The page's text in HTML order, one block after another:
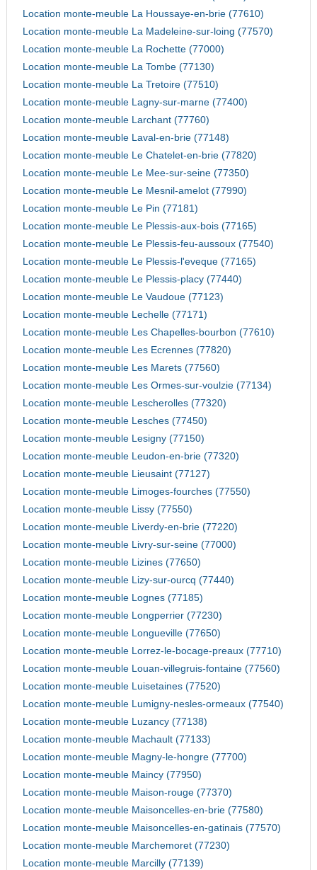
Location monte-meuble La Houssaye-en-brie (77610)
Location monte-meuble La Madeleine-sur-loing (77570)
Location monte-meuble La Rochette (77000)
Location monte-meuble La Tombe (77130)
Location monte-meuble La Tretoire (77510)
Location monte-meuble Lagny-sur-marne (77400)
Location monte-meuble Larchant (77760)
Location monte-meuble Laval-en-brie (77148)
Location monte-meuble Le Chatelet-en-brie (77820)
Location monte-meuble Le Mee-sur-seine (77350)
Location monte-meuble Le Mesnil-amelot (77990)
Location monte-meuble Le Pin (77181)
Location monte-meuble Le Plessis-aux-bois (77165)
Location monte-meuble Le Plessis-feu-aussoux (77540)
Location monte-meuble Le Plessis-l'eveque (77165)
Location monte-meuble Le Plessis-placy (77440)
Location monte-meuble Le Vaudoue (77123)
Location monte-meuble Lechelle (77171)
Location monte-meuble Les Chapelles-bourbon (77610)
Location monte-meuble Les Ecrennes (77820)
Location monte-meuble Les Marets (77560)
Location monte-meuble Les Ormes-sur-voulzie (77134)
Location monte-meuble Lescherolles (77320)
Location monte-meuble Lesches (77450)
Location monte-meuble Lesigny (77150)
Location monte-meuble Leudon-en-brie (77320)
Location monte-meuble Lieusaint (77127)
Location monte-meuble Limoges-fourches (77550)
Location monte-meuble Lissy (77550)
Location monte-meuble Liverdy-en-brie (77220)
Location monte-meuble Livry-sur-seine (77000)
Location monte-meuble Lizines (77650)
Location monte-meuble Lizy-sur-ourcq (77440)
Location monte-meuble Lognes (77185)
Location monte-meuble Longperrier (77230)
Location monte-meuble Longueville (77650)
Location monte-meuble Lorrez-le-bocage-preaux (77710)
Location monte-meuble Louan-villegruis-fontaine (77560)
Location monte-meuble Luisetaines (77520)
Location monte-meuble Lumigny-nesles-ormeaux (77540)
Location monte-meuble Luzancy (77138)
Location monte-meuble Machault (77133)
Location monte-meuble Magny-le-hongre (77700)
Location monte-meuble Maincy (77950)
Location monte-meuble Maison-rouge (77370)
Location monte-meuble Maisoncelles-en-brie (77580)
Location monte-meuble Maisoncelles-en-gatinais (77570)
Location monte-meuble Marchemoret (77230)
Location monte-meuble Marcilly (77139)